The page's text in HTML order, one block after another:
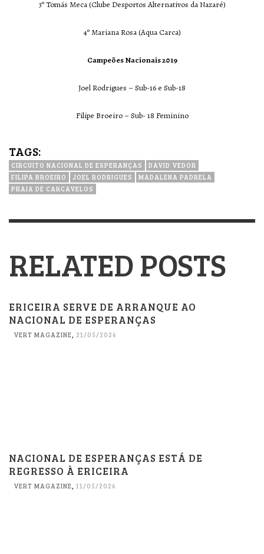
3º Tomás Meca (Clube Desportos Alternativos da Nazaré)
4º Mariana Rosa (Aqua Carca)
Campeões Nacionais 2019
Joel Rodrigues – Sub-16 e Sub-18
Filipe Broeiro – Sub- 18 Feminino
TAGS:
CIRCUITO NACIONAL DE ESPERANÇAS
DAVID VEDOR
FILIPA BROEIRO
JOEL RODRIGUES
MADALENA PADRELA
PRAIA DE CARCAVELOS
RELATED POSTS
ERICEIRA SERVE DE ARRANQUE AO
NACIONAL DE ESPERANÇAS
VERT MAGAZINE 21/05/2026
NACIONAL DE ESPERANÇAS ESTÁ DE
REGRESSO À ERICEIRA
VERT MAGAZINE, 11/05/2026